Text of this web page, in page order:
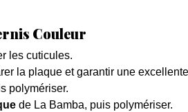
Couleur
les cuticules.
la plaque et garantir une
polymériser.
de La Bamba, puis polymériser.